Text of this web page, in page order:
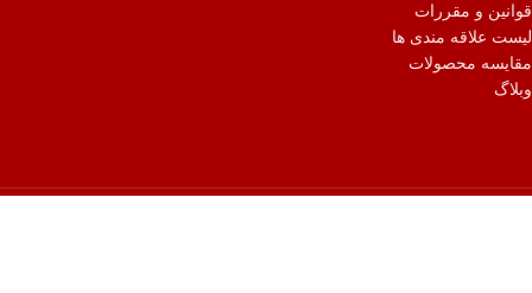
قوانین و مقررات
لیست علاقه مندی ها
مقایسه محصولات
وبلاگ